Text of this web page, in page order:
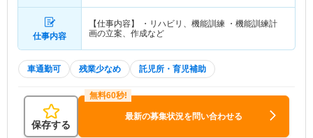
仕事内容
【仕事内容】 ・リハビリ、機能訓練 ・機能訓練計
画の立案、作成など
車通勤可 残業少なめ 託児所・育児補助
保存する
最新の募集状況を問い合わせる